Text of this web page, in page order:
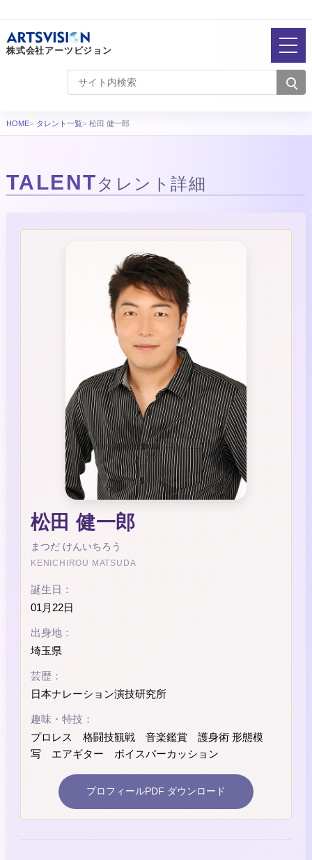
株式会社アーツビジョン
HOME タレント一覧 松田 健一郎
TALENTタレント詳細
松田 健一郎
まつだ けんいちろう
KENICHIROU MATSUDA
誕生日：
01月22日
出身地：
埼玉県
芸歴：
日本ナレーション演技研究所
趣味・特技：
プロレス 格闘技観戦 音楽鑑賞 護身術 形態模
写 エアギター ボイスパーカッション
プロフィールPDF ダウンロード